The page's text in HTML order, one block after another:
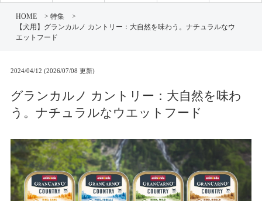
HOME > 特集
>
【犬用】グランカルノ カントリー：大自然を味わう。ナチュラルなウ
エットフード
2024/04/12 (2026/07/08 更新)
グランカルノ カントリー：大自然を味わ
う。ナチュラルなウエットフード